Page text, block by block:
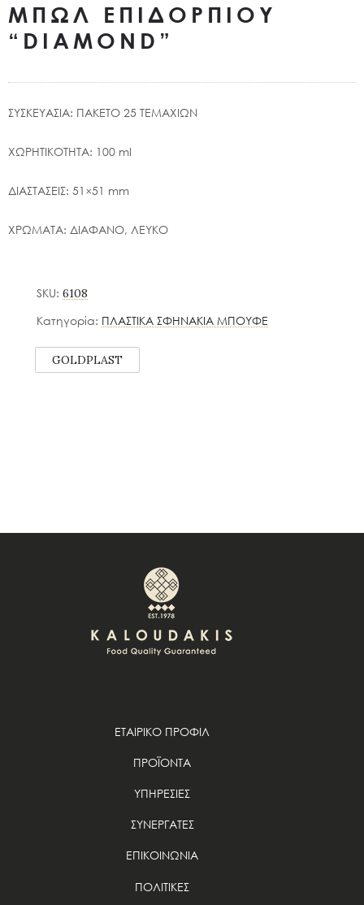
ΜΠΩΛ ΕΠΙΔΟΡΠΙΟΥ
“DIAMOND”
ΣΥΣΚΕΥΑΣΙΑ: ΠΑΚΕΤΟ 25 ΤΕΜΑΧΙΩΝ
ΧΩΡΗΤΙΚΟΤΗΤΑ: 100 ml
ΔΙΑΣΤΑΣΕΙΣ: 51×51 mm
ΧΡΩΜΑΤΑ: ΔΙΑΦΑΝΟ, ΛΕΥΚΟ
SKU: 6108
Κατηγορία: ΠΛΑΣΤΙΚΑ ΣΦΗΝΑΚΙΑ ΜΠΟΥΦΕ
GOLDPLAST
ΕΤΑΙΡΙΚΟ ΠΡΟΦΙΛ
ΠΡΟΪΟΝΤΑ
ΥΠΗΡΕΣΙΕΣ
ΣΥΝΕΡΓΑΤΕΣ
ΕΠΙΚΟΙΝΩΝΙΑ
ΠΟΛΙΤΙΚΕΣ